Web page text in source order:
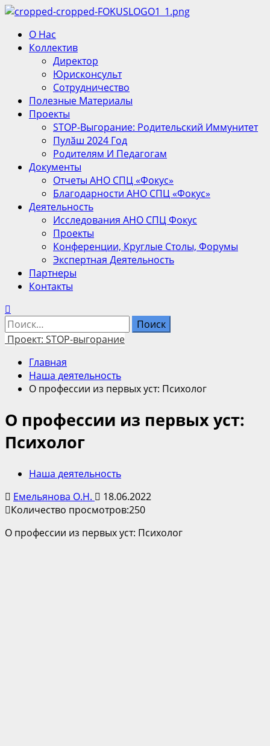
Перейти
содержимому
Основное
меню
О Нас
Коллектив
Директор
Юрисконсульт
Сотрудничество
Полезные Материалы
Проекты
STOP-Выгорание: Родительский Иммунитет
Пулӑш 2024 Год
Родителям И Педагогам
Документы
Отчеты АНО СПЦ «Фокус»
Благодарности АНО СПЦ «Фокус»
Деятельность
Исследования АНО СПЦ Фокус
Проекты
Конференции, Круглые Столы, Форумы
Экспертная Деятельность
Партнеры
Контакты
Найти:
Проект: STOP-выгорание
Главная
Наша деятельность
О профессии из первых уст: Психолог
О профессии из первых уст:
Психолог
Наша деятельность
Емельянова О.Н.
18.06.2022
Количество просмотров:250
О профессии из первых уст: Психолог